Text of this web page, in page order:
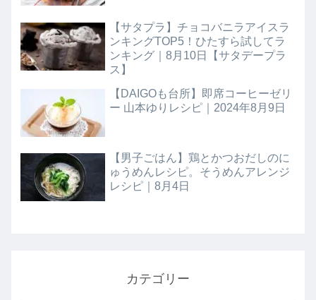
【サタプラ】チョコバニラアイスラ
ンキングTOP5！ひたすら試してラ
ンキング｜8月10日【サタデープラ
ス】
【DAIGOも台所】即席コーヒーゼリ
ー 山本ゆりレシピ｜2024年8月9日
【男子ごはん】鶏とかつおだしのに
ゅうめんレシピ。そうめんアレンジ
レシピ｜8月4日
カテゴリー